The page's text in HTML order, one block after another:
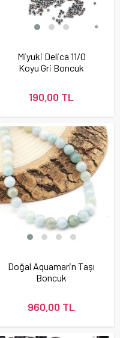
Miyuki Delica 11/0
Koyu Gri Boncuk
190,00 TL
Doğal Aquamarin Taşı
Boncuk
960,00 TL